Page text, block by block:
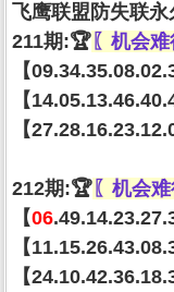
飞鹰联盟防失联
211期:🏆〖机会难
【
【
【
212期:🏆〖机会难
【06
【
【